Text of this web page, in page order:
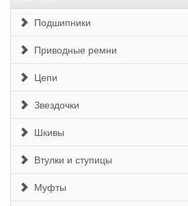
Подшипники
Приводные ремни
Цепи
Звездочки
Шкивы
Втулки и ступицы
Муфты